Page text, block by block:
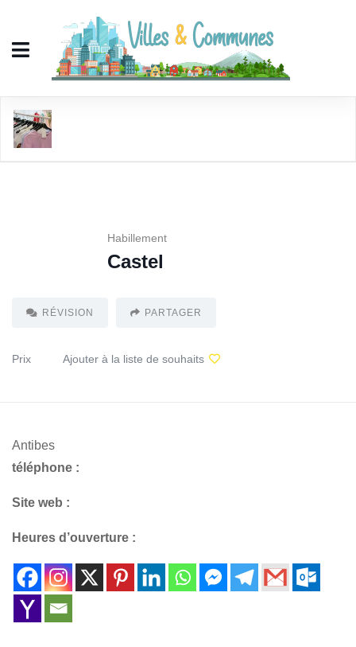
Habillement
Castel
RÉVISION PARTAGER
Prix Ajouter à la liste de souhaits
Antibes
téléphone :
Site web :
Heures d’ouverture :